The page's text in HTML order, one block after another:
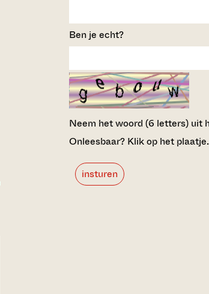
Ben je echt?
Neem het woord (6 letters) uit
Onleesbaar? Klik op het plaatje.
insturen